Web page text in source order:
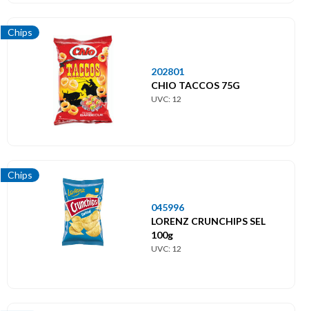
Chips
202801
CHIO TACCOS 75G
UVC: 12
Chips
045996
LORENZ CRUNCHIPS SEL
100g
UVC: 12